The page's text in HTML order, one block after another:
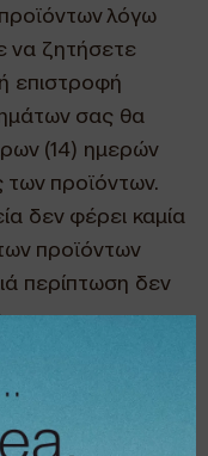
λόγω
να ζητήσετε
επιστροφή
σας θα
(14) ημερών
προϊόντων.
δεν φέρει καμία
προϊόντων
περίπτωση δεν
ή επιστροφή σε
σε